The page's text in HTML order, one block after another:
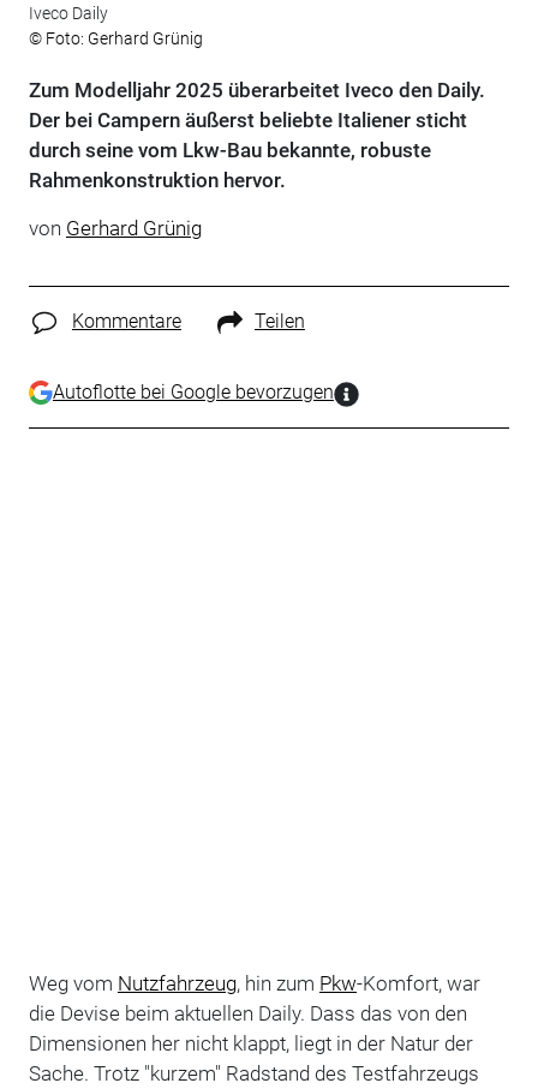
Iveco Daily
© Foto: Gerhard Grünig
Zum Modelljahr 2025 überarbeitet Iveco den Daily.
Der bei Campern äußerst beliebte Italiener sticht
durch seine vom Lkw-Bau bekannte, robuste
Rahmenkon­struktion hervor.
von Gerhard Grünig
Kommentare Teilen
Autoflotte bei Google bevorzugen
Weg vom Nutzfahrzeug, hin zum Pkw-Komfort, war
die Devise beim aktuellen Daily. Dass das von den
Dimensionen her nicht klappt, liegt in der Natur der
Sache. Trotz "kurzem" Radstand des Testfahrzeugs